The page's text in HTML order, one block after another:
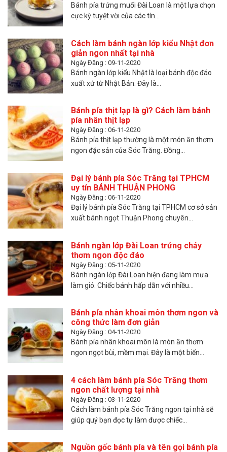
Bánh pía trứng muối Đài Loan là một lựa chọn
cực kỳ tuyệt vời của các tín...
Cách làm bánh ngàn lớp kiểu Nhật đơn
giản ngon nhất tại nhà
Ngày Đăng : 09-11-2020
Bánh ngàn lớp kiểu Nhật là loại bánh độc đáo
xuất xứ từ Nhật Bản. Đây là...
Bánh pía thịt lạp là gì? Cách làm bánh
pía nhân thịt lạp
Ngày Đăng : 06-11-2020
Bánh pía thịt lạp thường là một món ăn thơm
ngon đặc sản của Sóc Trăng. Đồng...
Đại lý bánh pía Sóc Trăng tại TPHCM
uy tín BÁNH THUẬN PHONG
Ngày Đăng : 06-11-2020
Đại lý bánh pía Sóc Trăng tại TPHCM cơ sở sản
xuất bánh ngọt Thuận Phong chuyên...
Bánh ngàn lớp Đài Loan trứng chảy
thơm ngon độc đáo
Ngày Đăng : 05-11-2020
Bánh ngàn lớp Đài Loan hiện đang làm mưa
làm gió. Chiếc bánh hấp dẫn với nhiều...
Bánh pía nhân khoai môn thơm ngon và
công thức làm đơn giản
Ngày Đăng : 04-11-2020
Bánh pía nhân khoai môn là món ăn thơm
ngon ngọt bùi, mềm mại. Đây là một biến...
4 cách làm bánh pía Sóc Trăng thơm
ngon chất lượng tại nhà
Ngày Đăng : 03-11-2020
Cách làm bánh pía Sóc Trăng ngon tại nhà sẽ
giúp quý bạn đọc tự làm được chiếc...
Nguồn gốc bánh pía và tên gọi bánh pía